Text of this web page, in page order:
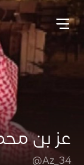
عز بن
@Az_34